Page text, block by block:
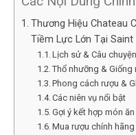
Thương Hiệu Chateau
Tiềm Lực Lớn Tại Saint
Lịch sử & Câu
Thổ nhưỡng & Giống
Phong cách rượu &
Các niên vụ nổi bật
Gợi ý kết hợp món ăn
Mua rượu chính